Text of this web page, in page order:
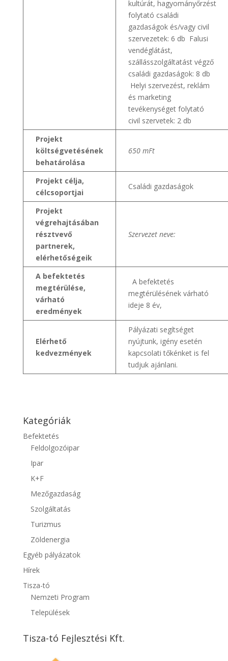
kultúrát, hagyományőrzést
folytató családi
gazdaságok és/vagy civil
szervezetek: 6 db Falusi
vendéglátást,
szállásszolgáltatást végző
családi gazdaságok: 8 db
Helyi szervezést, reklám
és marketing
tevékenységet folytató
civil szervetek: 2 db
Projekt
költségvetésének
behatárolása
650 mFt
Projekt célja,
célcsoportjai
Családi gazdaságok
Projekt
végrehajtásában
résztvevő
partnerek,
elérhetőségeik
Szervezet neve:
A befektetés
megtérülése,
várható
eredmények
A befektetés
megtérülésének várható
ideje 8 év,
Elérhető
kedvezmények
Pályázati segítséget
nyújtunk, igény esetén
kapcsolati tőkénket is fel
tudjuk ajánlani.
Kategóriák
Befektetés
Feldolgozóipar
Ipar
K+F
Mezőgazdaság
Szolgáltatás
Turizmus
Zöldenergia
Egyéb pályázatok
Hírek
Tisza-tó
Nemzeti Program
Települések
Tisza-tó Fejlesztési Kft.